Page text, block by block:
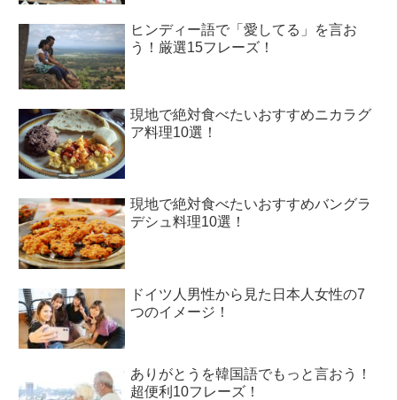
ヒンディー語で「愛してる」を言お
う！厳選15フレーズ！
現地で絶対食べたいおすすめニカラグ
ア料理10選！
現地で絶対食べたいおすすめバングラ
デシュ料理10選！
ドイツ人男性から見た日本人女性の7
つのイメージ！
ありがとうを韓国語でもっと言おう！
超便利10フレーズ！